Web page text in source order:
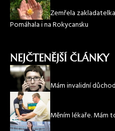
Zemřela
Pomáhala i na Rokycansku
NEJČTENĚJŠÍ ČLÁNKY
Mám invalidní
Měním lékaře. Mám